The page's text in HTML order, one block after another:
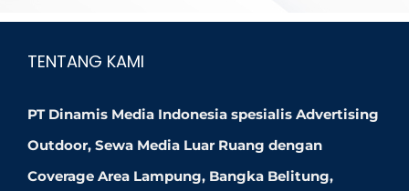
TENTANG KAMI
PT Dinamis Media Indonesia spesialis Advertising
Outdoor, Sewa Media Luar Ruang dengan
Coverage Area Lampung, Bangka Belitung,